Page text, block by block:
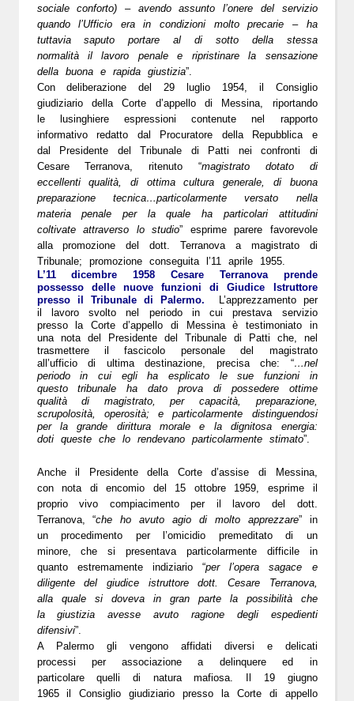
sociale conforto) – avendo assunto l’onere del servizio
quando l’Ufficio era in condizioni molto precarie – ha
tuttavia saputo portare al di sotto della stessa
normalità il lavoro penale e ripristinare la sensazione
della buona e rapida giustizia”.
Con deliberazione del 29 luglio 1954, il Consiglio
giudiziario della Corte d’appello di Messina, riportando
le lusinghiere espressioni contenute nel rapporto
informativo redatto dal Procuratore della Repubblica e
dal Presidente del Tribunale di Patti nei confronti di
Cesare Terranova, ritenuto “magistrato dotato di
eccellenti qualità, di ottima cultura generale, di buona
preparazione tecnica…particolarmente versato nella
materia penale per la quale ha particolari attitudini
coltivate attraverso lo studio” esprime parere favorevole
alla promozione del dott. Terranova a magistrato di
Tribunale; promozione conseguita l’11 aprile 1955.
L’11 dicembre 1958 Cesare Terranova prende
possesso delle nuove funzioni di Giudice Istruttore
presso il Tribunale di Palermo.
L’apprezzamento per
il lavoro svolto nel periodo in cui prestava servizio
presso la Corte d’appello di Messina è testimoniato in
una nota del Presidente del Tribunale di Patti che, nel
trasmettere il fascicolo personale del magistrato
all’ufficio di ultima destinazione, precisa che: “…nel
periodo in cui egli ha esplicato le sue funzioni in
questo tribunale ha dato prova di possedere ottime
qualità di magistrato, per capacità, preparazione,
scrupolosità, operosità; e particolarmente distinguendosi
per la grande dirittura morale e la dignitosa energia:
doti queste che lo rendevano particolarmente stimato”.
Anche il Presidente della Corte d’assise di Messina,
connota di encomio del 15 ottobre 1959 , esprime il
proprio vivo compiacimento per il lavoro del dott.
Terranova, “che ho avuto agio di molto apprezzare” in
un procedimento per l’omicidio premeditato di un
minore, che si presentava particolarmente difficile in
quanto estremamente indiziario “per l’opera sagace e
diligente del giudice istruttore dott. Cesare Terranova,
alla quale si doveva in gran parte la possibilità che
la giustizia avesse avuto ragione degli espedienti
difensivi”.
A Palermo gli vengono affidati diversi e delicati
processi per associazione a delinquere ed in
particolare quelli di natura mafiosa. Il 19 giugno
1965il Consiglio giudiziario presso la Corte di appello